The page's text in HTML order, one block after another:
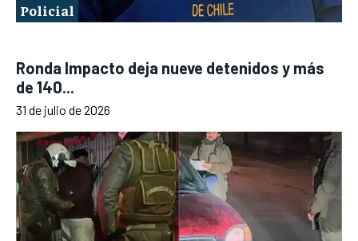
Policial
Ronda Impacto deja nueve detenidos y más
de 140...
31 de julio de 2026